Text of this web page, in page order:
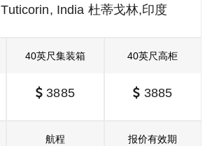
Tuticorin, India 杜蒂戈林,印度
40英尺集装箱
3885
40英尺高柜
3885
航程 报价有效期